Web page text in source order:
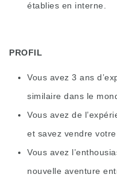
établies en interne.
PROFIL
Vous avez 3 ans
similaire dans le
Vous avez de
et savez vendre
Vous avez
nouvelle aventure